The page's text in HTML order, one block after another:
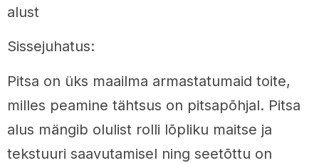
alust
Sissejuhatus:
Pitsa on üks maailma armastatumaid toite,
milles peamine tähtsus on pitsapõhjal. Pitsa
alus mängib olulist rolli lõpliku maitse ja
tekstuuri saavutamisel ning seetõttu on